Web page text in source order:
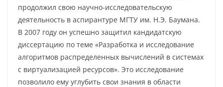
продолжил свою научно-исследовательскую
деятельность в аспирантуре МГТУ им. Н.Э. Баумана.
В 2007 году он успешно защитил кандидатскую
диссертацию по теме «Разработка и исследование
алгоритмов распределенных вычислений в системах
с виртуализацией ресурсов». Это исследование
позволило ему углубить свои знания в области